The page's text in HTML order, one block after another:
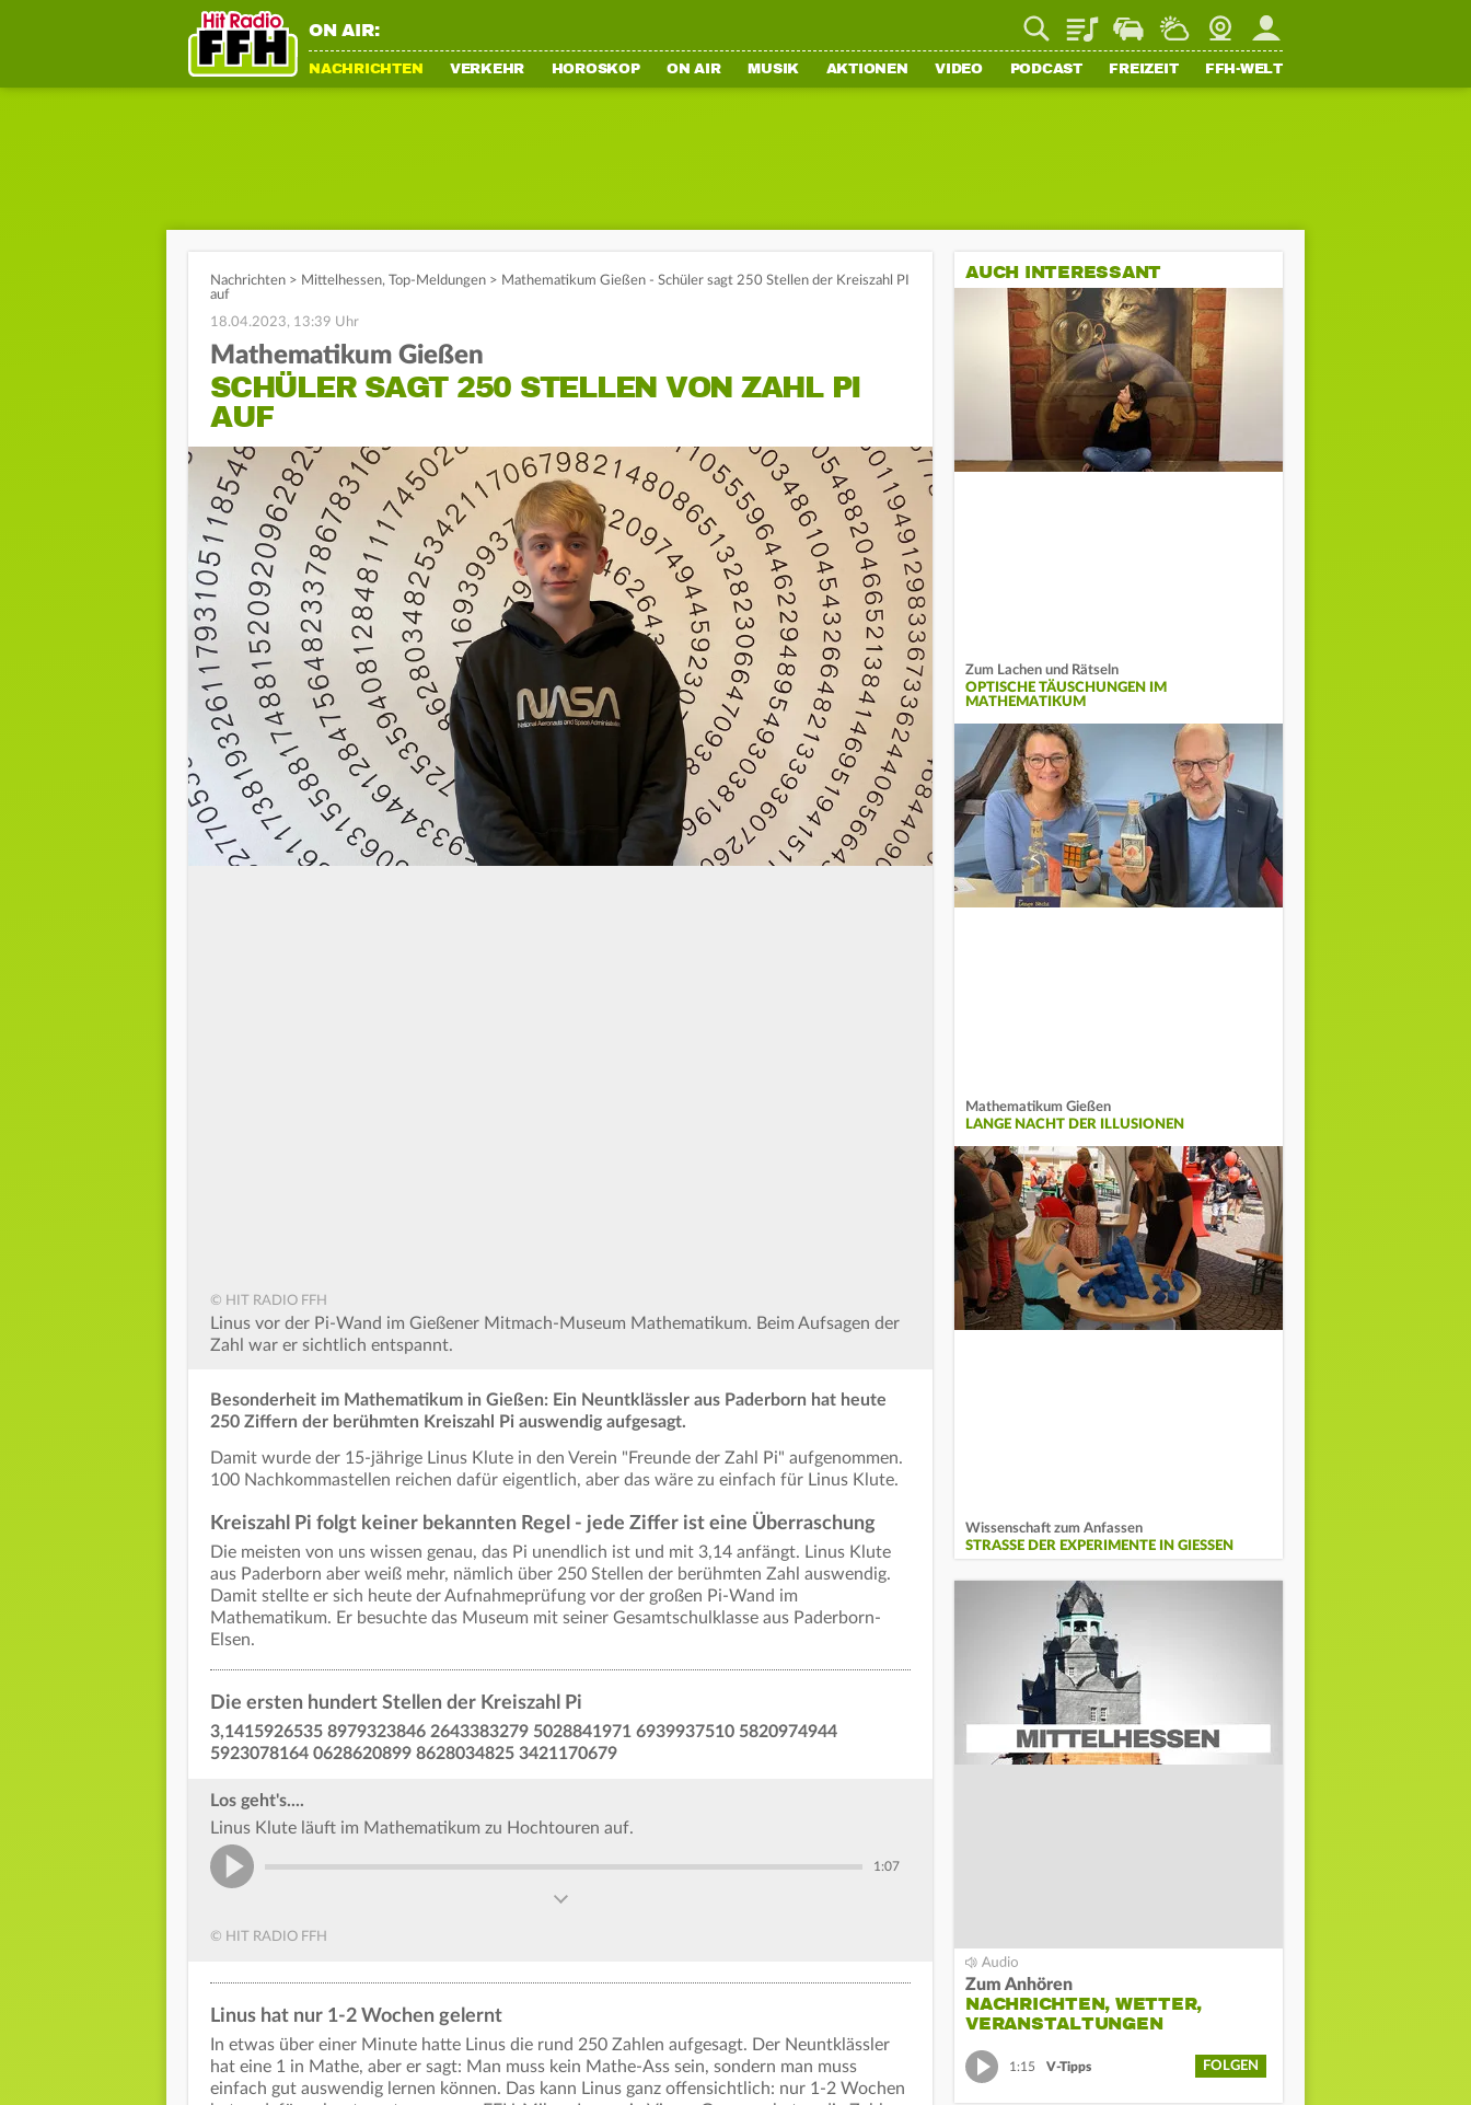
ON AIR: PlaylistStaupilotWetterWebcamMein FFH
NACHRICHTEN VERKEHR HOROSKOP ON AIR MUSIK AKTIONEN VIDEO PODCAST FREIZEIT FFH-WELT
Nachrichten > Mittelhessen, Top-Meldungen > Mathematikum Gießen - Schüler sagt 250 Stellen der Kreiszahl PI
auf
18.04.2023, 13:39 Uhr
Mathematikum Gießen
SCHÜLER SAGT 250 STELLEN VON ZAHL PI
AUF
© HIT RADIO FFH
Linus vor der Pi-Wand im Gießener Mitmach-Museum Mathematikum. Beim Aufsagen der
Zahl war er sichtlich entspannt.
Besonderheit im Mathematikum in Gießen: Ein Neuntklässler aus Paderborn hat heute
250 Ziffern der berühmten Kreiszahl Pi auswendig aufgesagt.
Damit wurde der 15-jährige Linus Klute in den Verein "Freunde der Zahl Pi" aufgenommen.
100 Nachkommastellen reichen dafür eigentlich, aber das wäre zu einfach für Linus Klute.
Kreiszahl Pi folgt keiner bekannten Regel - jede Ziffer ist eine Überraschung
Die meisten von uns wissen genau, das Pi unendlich ist und mit 3,14 anfängt. Linus Klute
aus Paderborn aber weiß mehr, nämlich über 250 Stellen der berühmten Zahl auswendig.
Damit stellte er sich heute der Aufnahmeprüfung vor der großen Pi-Wand im
Mathematikum. Er besuchte das Museum mit seiner Gesamtschulklasse aus Paderborn-
Elsen.
Die ersten hundert Stellen der Kreiszahl Pi
3,1415926535 8979323846 2643383279 5028841971 6939937510 5820974944
5923078164 0628620899 8628034825 3421170679
Los geht's....
Linus Klute läuft im Mathematikum zu Hochtouren auf.
1:07
© HIT RADIO FFH
Linus hat nur 1-2 Wochen gelernt
In etwas über einer Minute hatte Linus die rund 250 Zahlen aufgesagt. Der Neuntklässler
hat eine 1 in Mathe, aber er sagt: Man muss kein Mathe-Ass sein, sondern man muss
einfach gut auswendig lernen können. Das kann Linus ganz offensichtlich: nur 1-2 Wochen
AUCH INTERESSANT
Zum Lachen und Rätseln
OPTISCHE TÄUSCHUNGEN IM
MATHEMATIKUM
Mathematikum Gießen
LANGE NACHT DER ILLUSIONEN
Wissenschaft zum Anfassen
STRASSE DER EXPERIMENTE IN GIESSEN
Zum Anhören
NACHRICHTEN, WETTER,
VERANSTALTUNGEN
1:15 V-Tipps FOLGEN